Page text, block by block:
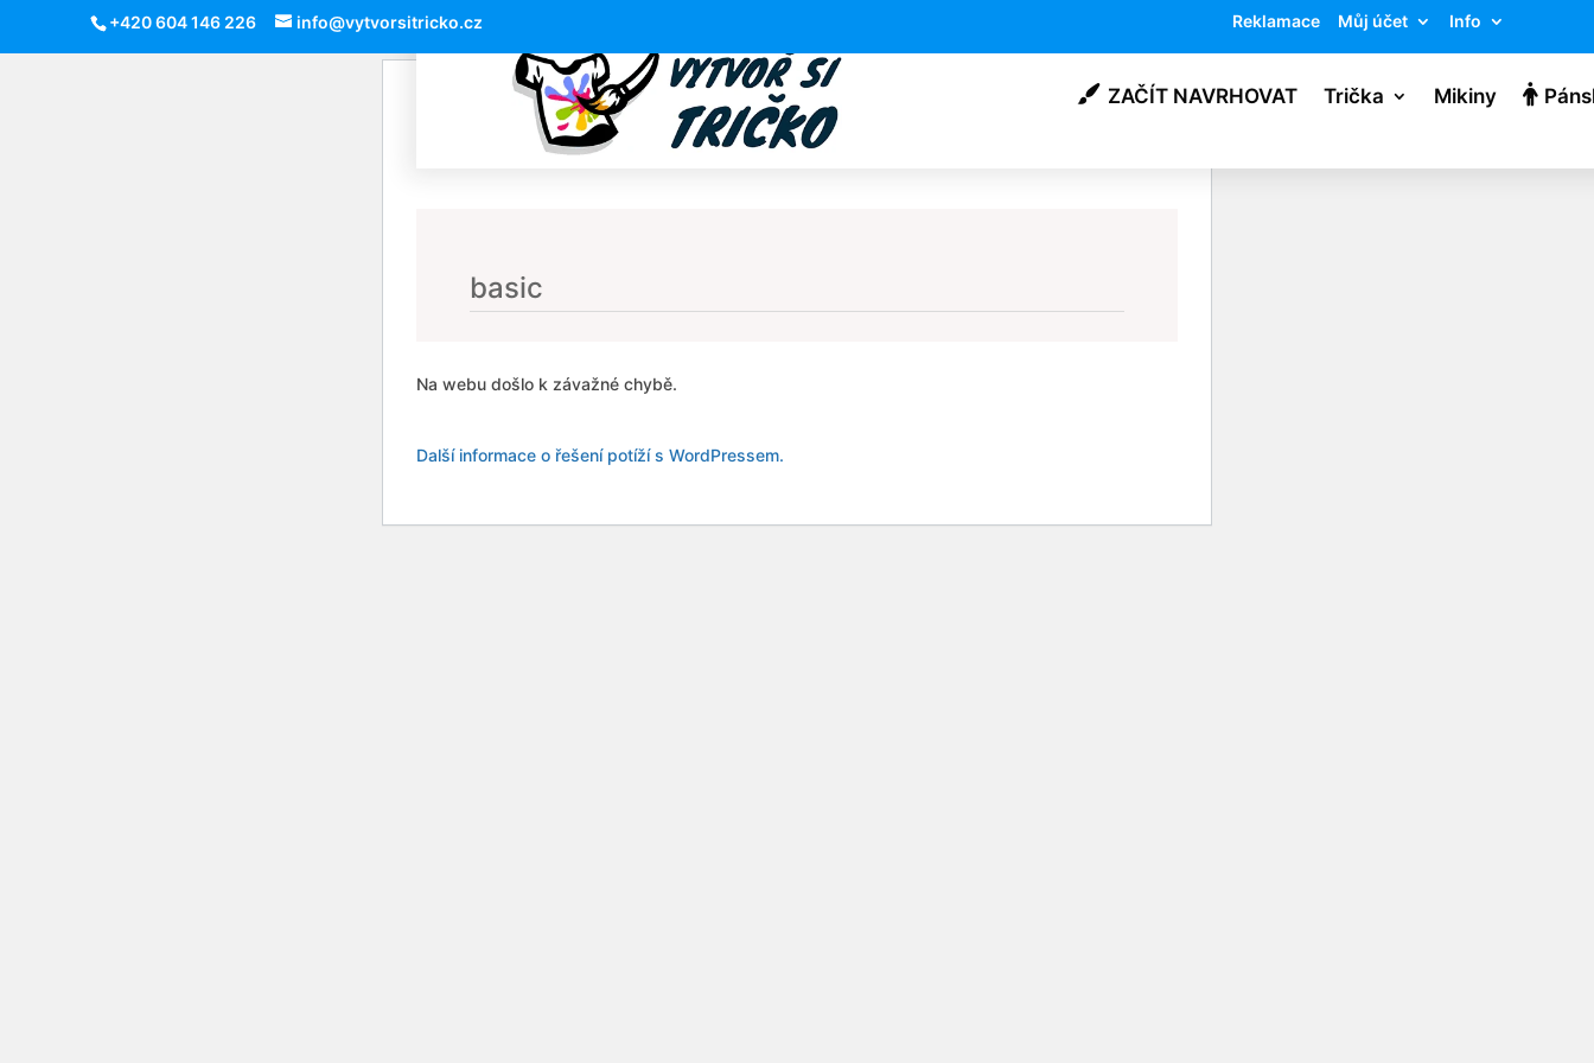
+420 604 146 226 info@vytvorsitricko.cz Reklamace Můj účet Info
ZAČÍT NAVRHOVAT Trička Mikiny
basic
Na webu došlo k závažné chybě.
Další informace o řešení potíží s WordPressem.